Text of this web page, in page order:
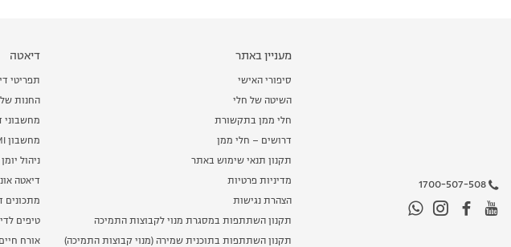
1700-507-508
מעניין באתר
סיפורי האישי
השיטה של חלי
חלי ממן בתקשורת
דרושים – חלי ממן
תקנון תנאי שימוש באתר
מדיניות פרטיות
הצהרת נגישות
תקנון השתתפות במסגרת מנוי לקבוצות התמיכה
תקנון השתתפות בתוכנית שמירה (מנוי קבוצות התמיכה)
דיאטה
תפריטי
החנות
מחשבוני
מחשבון BMI
ניהול
דיאטה
מתכונים
טיפים
אורח